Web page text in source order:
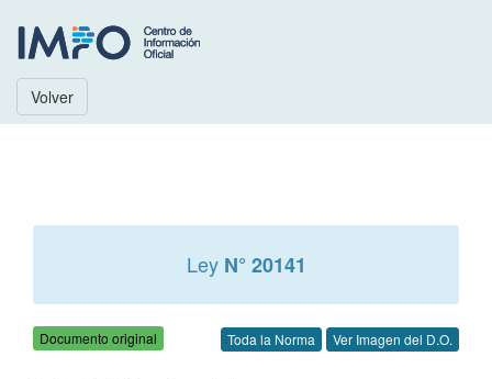
Volver
Ley N° 20141
Documento original Toda la Norma Ver Imagen del D.O.